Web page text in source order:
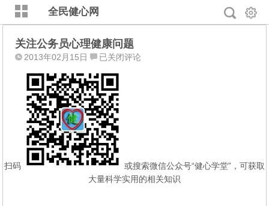
全民健心网
关注公务员心理健康问题
2013年02月15日
关
公
务
员
心
理
健
康
问
已关闭评论
扫码
或搜索微信公众号“健心学堂”，可获取
大量科学实用的相关知识